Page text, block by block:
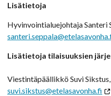
Lisätietoja
Hyvinvointialuejohtaja Santeri
Lisätietoja tilaisuuksien
Viestintäpäällikkö Suvi
suvi.sikstus@etelasavonha.fi